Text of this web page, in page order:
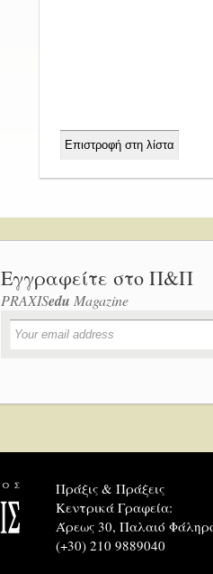
Εγγραφείτε στο Π&Π
PRAXISedu Magazine
Πράξις & Πράξεις
Κεντρικά Γραφεία:
Άρεως 30, Παλαιό
(+30) 210 9889040